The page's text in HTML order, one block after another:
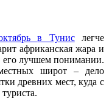
в Тунислегче
африканская жара и
его лучшем понимании.
широт – дело
древних мест, куда с